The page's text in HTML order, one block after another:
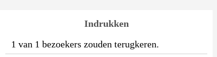
Indrukken
1 van 1 bezoekers zouden terugkeren.